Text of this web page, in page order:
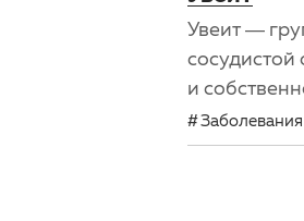
Увеит —
сосудистой
и
Заболевания